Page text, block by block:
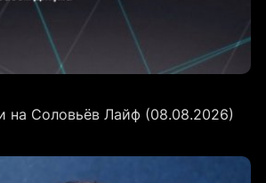
на Соловьёв Лайф (08.08.2026)